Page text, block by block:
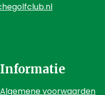
Informatie
Algemene voorwaarden